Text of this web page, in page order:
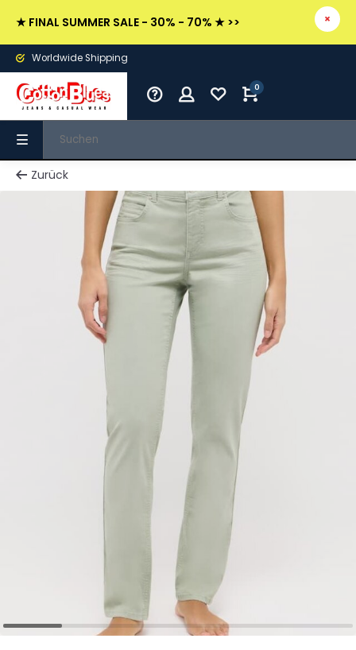
★ FINAL SUMMER SALE - 30% - 70% ★ >>
Worldwide Shipping
0
Zurück